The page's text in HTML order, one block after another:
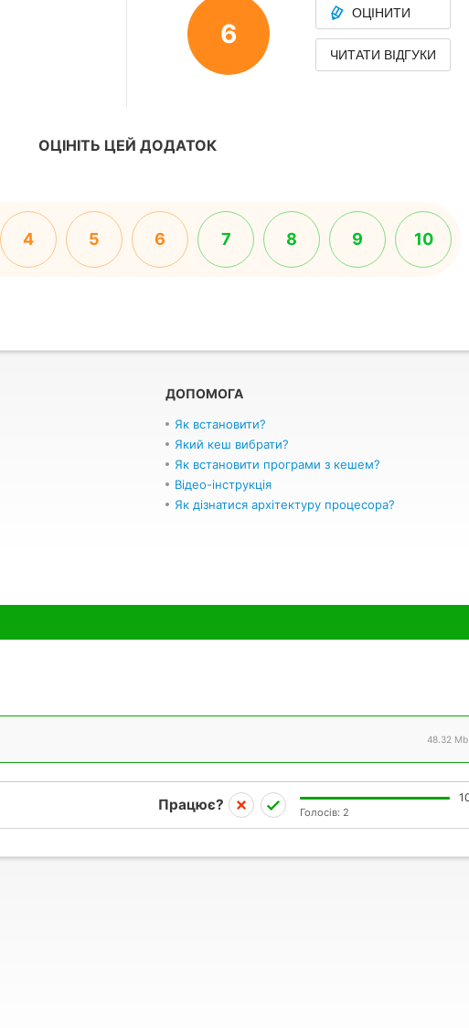
6
ОЦІНИТИ
ЧИТАТИ ВІДГУКИ
ОЦІНІТЬ ЦЕЙ ДОДАТОК
4 5 6 7 8 9 10
ДОПОМОГА
Як встановити?
Який кеш вибрати?
Як встановити програми з кешем?
Відео-інструкція
Як дізнатися архітектуру процесора?
48.32 Mb
Працює? Голосів: 2